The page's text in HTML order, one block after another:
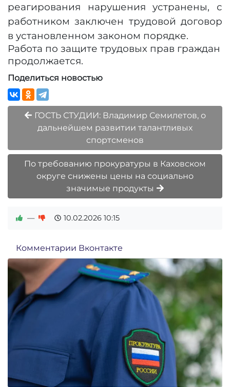
реагирования нарушения устранены, с
работником заключен трудовой договор
в установленном законом порядке.
Работа по защите трудовых прав граждан
продолжается.
Поделиться новостью
ГОСТЬ СТУДИИ: Владимир Семилетов, о
дальнейшем развитии талантливых
спортсменов
По требованию прокуратуры в Каховском
округе снижены цены на социально
значимые продукты
— 10.02.2026 10:15
Комментарии Вконтакте